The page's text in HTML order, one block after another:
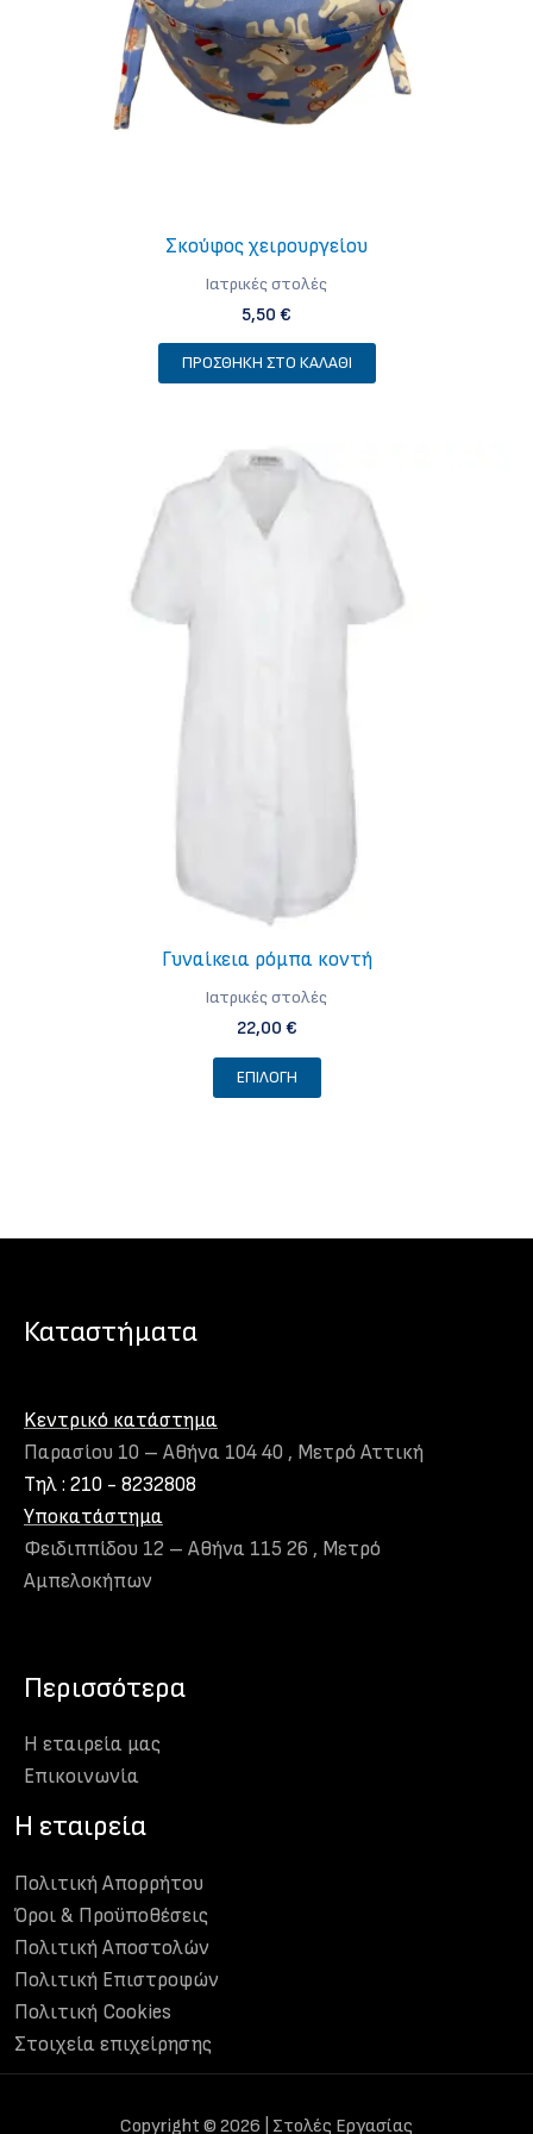
σελίδα
του
προϊόντος
Σκούφος χειρουργείου
Iατρικές στολές
5,50 €
ΠΡΟΣΘΉΚΗ ΣΤΟ ΚΑΛΆΘΙ
Γυναίκεια ρόμπα κοντή
Iατρικές στολές
22,00 €
ΕΠΙΛΟΓΉ
Αυτό
το
σελίδα
Καταστήματα
Kεντρικό κατάστημα
Παρασίου 10 – Αθήνα 104 40 , Μετρό Αττική
Τηλ : 210 - 8232808
Υποκατάστημα
Φειδιππίδου 12 – Αθήνα 115 26 , Μετρό
Αμπελοκήπων
Περισσότερα
Η εταιρεία μας
Eπικοινωνία
H εταιρεία
Πολιτική Απορρήτου
Όροι & Προϋποθέσεις
Πολιτική Αποστολών
Πολιτική Επιστροφών
Πολιτική Cookies
Στοιχεία επιχείρησης
Copyright © 2026 | Στολές Εργασίας